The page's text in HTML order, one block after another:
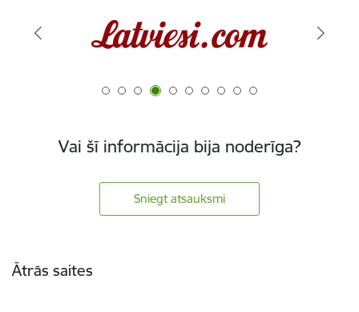
Vai šī informācija bija noderīga?
Sniegt atsauksmi
Ātrās saites